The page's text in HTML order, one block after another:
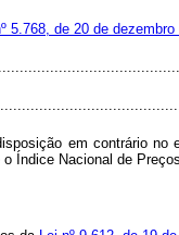
5.768, de 20 de dezembro
em contrário no
Índice Nacional de